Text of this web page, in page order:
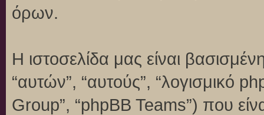
όρων.
Η ιστοσελίδα μας είναι
“αυτών”, “αυτούς”, “λογισμικό
Group”, “phpBB Teams”) που